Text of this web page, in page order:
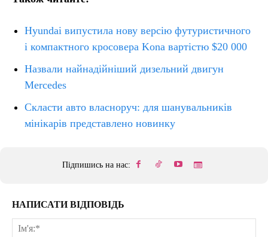
Hyundai випустила нову версію футуристичного
і компактного кросовера Kona вартістю $20 000
Назвали найнадійніший дизельний двигун
Mercedes
Скласти авто власноруч: для шанувальників
мінікарів представлено новинку
Підпишись на нас:
НАПИСАТИ ВІДПОВІДЬ